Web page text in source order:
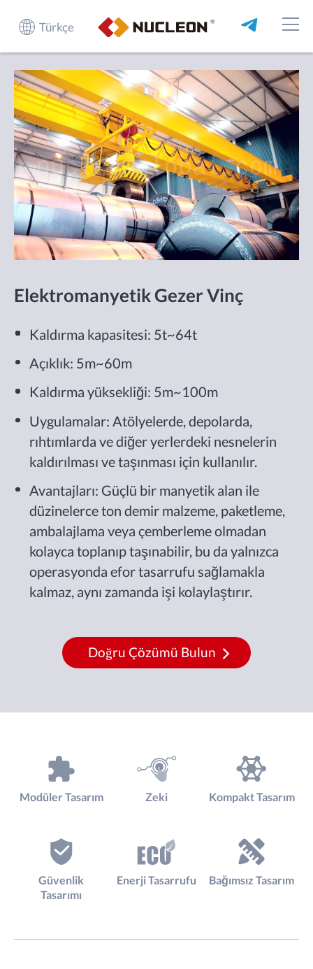
Türkçe
Elektromanyetik Gezer Vinç
Kaldırma kapasitesi: 5t~64t
Açıklık: 5m~60m
Kaldırma yüksekliği: 5m~100m
Uygulamalar: Atölyelerde, depolarda,
rıhtımlarda ve diğer yerlerdeki nesnelerin
kaldırılması ve taşınması için kullanılır.
Avantajları: Güçlü bir manyetik alan ile
düzinelerce ton demir malzeme, paketleme,
ambalajlama veya çemberleme olmadan
kolayca toplanıp taşınabilir, bu da yalnızca
operasyonda efor tasarrufu sağlamakla
kalmaz, aynı zamanda işi kolaylaştırır.
Doğru Çözümü Bulun
Modüler Tasarım Zeki Kompakt Tasarım
Güvenlik
Tasarımı
Enerji Tasarrufu Bağımsız Tasarım